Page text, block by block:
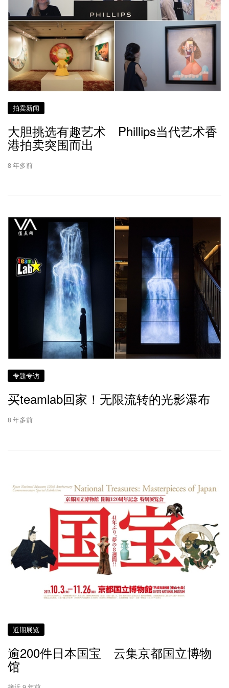
拍卖新闻
大胆挑选有趣艺术 Phillips当代艺术香
港拍卖突围而出
8 年多前
专题专访
买teamlab回家！无限流转的光影瀑布
8 年多前
近期展览
逾200件日本国宝 云集京都国立博物
馆